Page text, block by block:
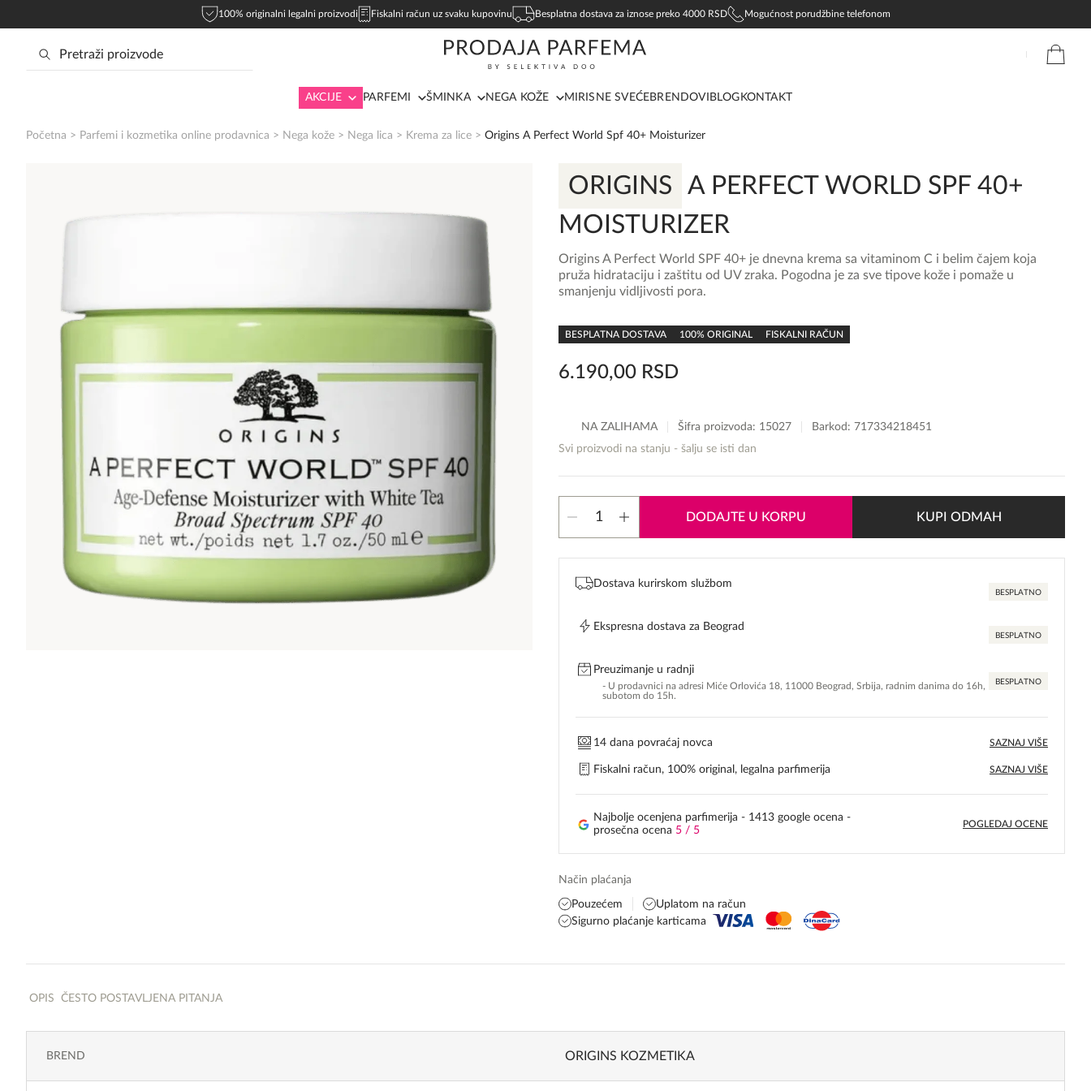
100% originalni legalni proizvodi Fiskalni račun uz svaku kupovinu Besplatna dostava za iznose preko 4000 RSD Mogućnost porudžbine telefonom
AKCIJE PARFEMI ŠMINKA NEGA KOŽE MIRISNE SVEĆEBRENDOVI BLOG KONTAKT
Početna > Parfemi i kozmetika online prodavnica > Nega kože > Nega lica > Krema za lice > Origins A Perfect World Spf 40+ Moisturizer
ORIGINS
A PERFECT WORLD SPF 40+
MOISTURIZER
rating
BESPLATNA DOSTAVA 100% ORIGINAL FISKALNI RAČUN
6.190,00 RSD
Origins A Perfect World SPF 40+ je dnevna krema sa vitaminom C i belim čajem koja
pruža hidrataciju i zaštitu od UV zraka. Pogodna je za sve tipove kože i pomaže u
smanjenju vidljivosti pora.
NA ZALIHAMA Šifra proizvoda: 15027
Barkod: 717334218451
Svi proizvodi na stanju - šalju se isti dan
Origins
Perfect
World
40+
DODAJTE U KORPU KUPI ODMAH
Dostava kurirskom službom
BESPLATNO
Ekspresna dostava za Beograd
BESPLATNO
Preuzimanje u radnji
- U prodavnici na adresi Miće Orlovića 18, 11000 Beograd, Srbija, radnim danima do 16h,
subotom do 15h.
BESPLATNO
14 dana povraćaj novca SAZNAJ VIŠE
Fiskalni račun, 100% original, legalna parfimerija SAZNAJ VIŠE
Najbolje ocenjena parfimerija - 1413 google ocena -
prosečna ocena 5 / 5
POGLEDAJ OCENE
Način plaćanja
Pouzećem
Uplatom na račun
Sigurno plaćanje karticama
OPIS ČESTO POSTAVLJENA PITANJA
BREND ORIGINS KOZMETIKA